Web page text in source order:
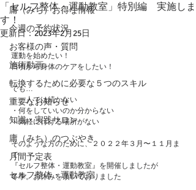
庸（みち）お得な情報
今週の予約状況
お客様の声・質問
施術動画
転換するために必要な５つのスキル
重要なお知らせ
知識・実践サロン
庸（みち）のつぶやき
月間予定表
セルフ整体・運動教室
「セルフ整体・運動教室」特別編 実施しま
す！
更新日：2023年2月25日
運動を始めたい！
日頃から身体のケアをしたい！
でも…
・一人では続かない
・何をしていいのか分からない
・気軽に行ける場所がない
そのような方のために、２０２２年３月〜１１月ま
で
『セルフ整体・運動教室』を開催しましたが
冬季。お休みを頂いておりました